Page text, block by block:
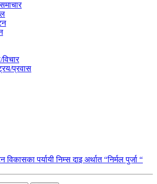
विचार
प्रवास
विकासका पर्यायी निम्स दाइ अर्थात “निर्मल पुर्जा “